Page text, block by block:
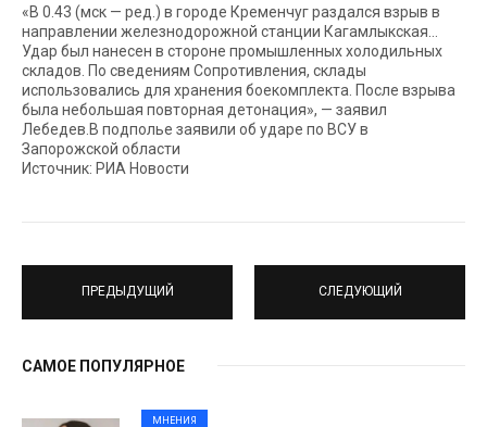
«В 0.43 (мск — ред.) в городе Кременчуг раздался взрыв в
направлении железнодорожной станции Кагамлыкская…
Удар был нанесен в стороне промышленных холодильных
складов. По сведениям Сопротивления, склады
использовались для хранения боекомплекта. После взрыва
была небольшая повторная детонация», — заявил
Лебедев.В подполье заявили об ударе по ВСУ в
Запорожской области
Источник: РИА Новости
ПРЕДЫДУЩИЙ СЛЕДУЮЩИЙ
САМОЕ ПОПУЛЯРНОЕ
МНЕНИЯ